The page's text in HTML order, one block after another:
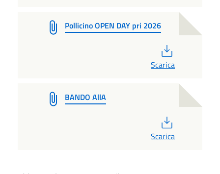
Pollicino OPEN DAY pri 2026
Scarica
BANDO AllA
Scarica